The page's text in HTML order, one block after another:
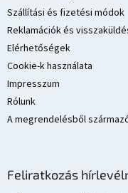
Szállítási és fizetési módok
Reklamációk és
Elérhetőségek
Cookie-k használata
Impresszum
Rólunk
A megrendelésből
Feliratkozás